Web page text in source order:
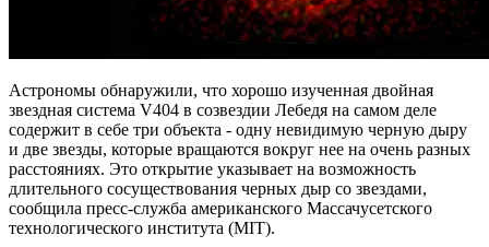
Астрономы обнаружили, что хорошо изученная двойная
звездная система V404 в созвездии Лебедя на самом деле
содержит в себе три объекта - одну невидимую черную дыру
и две звезды, которые вращаются вокруг нее на очень разных
расстояниях. Это открытие указывает на возможность
длительного сосуществования черных дыр со звездами,
сообщила пресс-служба американского Массачусетского
технологического института (MIT).